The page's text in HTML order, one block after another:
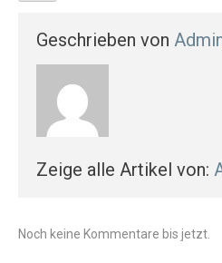
Geschrieben von
Zeige alle Artikel von:
Noch keine Kommentare bis jetzt.